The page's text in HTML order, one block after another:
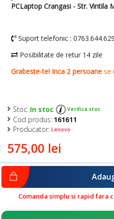
575,00 lei
Stoc: In stoc Verifica stoc
Cod produs: 161611
Producator: Lenovo
Comanda simplu si rapid fara